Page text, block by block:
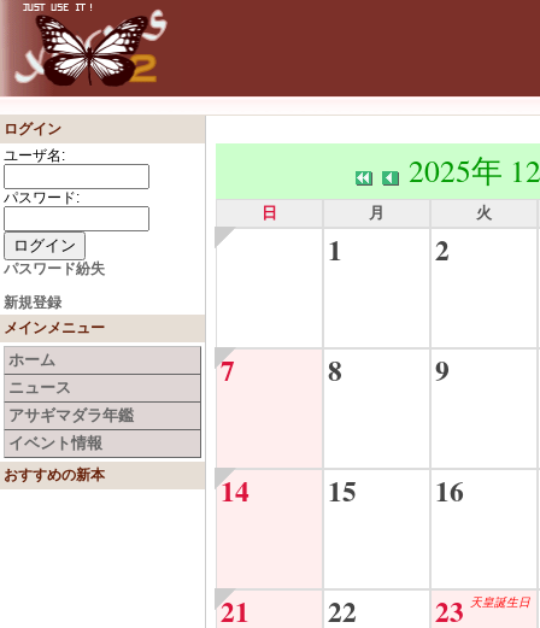
ログイン
ユーザ名:
パスワード:
パスワード紛失
新規登録
メインメニュー
ホーム
ニュース
アサギマダラ年鑑
イベント情報
おすすめの新本
2025年
日 月 火
1 2
7 8 9
14 15 16
21 22 23 天皇誕生日